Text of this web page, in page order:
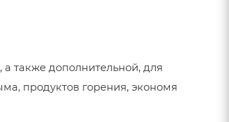
также дополнительной, для
продуктов горения, экономя